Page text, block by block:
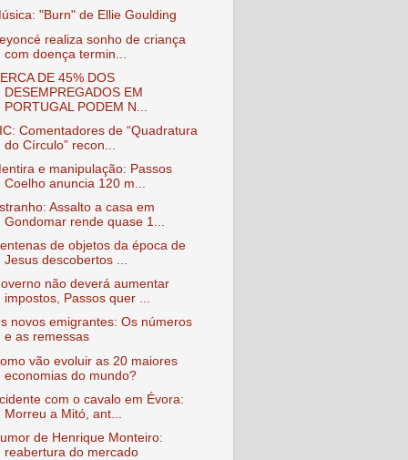
"Burn" de Ellie Goulding
realiza sonho de criança
com doença termin...
DE 45% DOS
DESEMPREGADOS EM
PORTUGAL PODEM N...
Comentadores de “Quadratura
do Círculo” recon...
e manipulação: Passos
Coelho anuncia 120 m...
Assalto a casa em
Gondomar rende quase 1...
de objetos da época de
Jesus descobertos ...
não deverá aumentar
impostos, Passos quer ...
novos emigrantes: Os números
e as remessas
vão evoluir as 20 maiores
economias do mundo?
com o cavalo em Évora:
Morreu a Mitó, ant...
de Henrique Monteiro:
reabertura do mercado